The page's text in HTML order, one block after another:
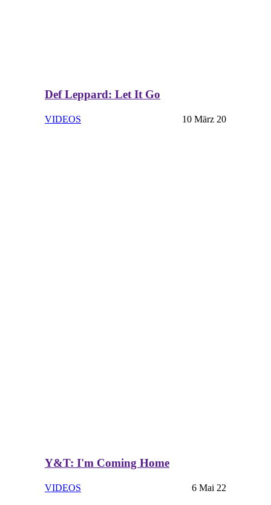
Def Leppard: Let It Go
VIDEOS 10 März 20
Y&T: I'm Coming Home
VIDEOS 6 Mai 22